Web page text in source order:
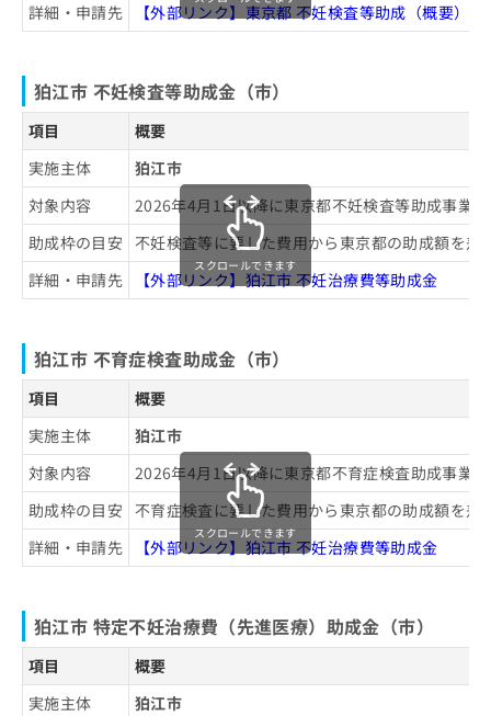
詳細・申請先
【外部リンク】東京都 不妊検査等助成（概要）
狛江市 不妊検査等助成金（市）
項目
概要
実施主体
狛江市
対象内容
2026年4月1日以降に東京都不妊検査等助成事業
助成枠の目安
不妊検査等に要した費用から東京都の助成額を差
詳細・申請先
【外部リンク】狛江市 不妊治療費等助成金
スクロールできます
狛江市 不育症検査助成金（市）
項目
概要
実施主体
狛江市
対象内容
2026年4月1日以降に東京都不育症検査助成事業
助成枠の目安
不育症検査に要した費用から東京都の助成額を差
詳細・申請先
【外部リンク】狛江市 不妊治療費等助成金
スクロールできます
狛江市 特定不妊治療費（先進医療）助成金（市）
項目
概要
実施主体
狛江市